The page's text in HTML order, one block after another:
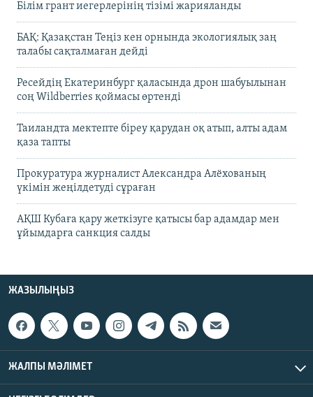
Білім грант иегерлерінің тізімі жарияланды
БАҚ: Қазақстан Теңіз кен орнында экологиялық заң
талабы сақталмаған дейді
Ресейдің Екатеринбург қаласында дрон шабуылынан
соң Wildberries қоймасы өртенді
Таиландта мектепте біреу қарудан оқ атып, алты адам
қаза тапты
Прокуратура журналист Александра Алёхованың
үкімін жеңілдетуді сұраған
АҚШ Кубаға қару жеткізуге қатысы бар адамдар мен
ұйымдарға санкция салды
ЖАЗЫЛЫҢЫЗ
ЖАЛПЫ МӘЛІМЕТ